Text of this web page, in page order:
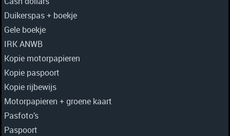
Duikerspas + boekje
Gele boekje
IRK ANWB
Kopie motorpapieren
Kopie paspoort
Kopie rijbewijs
Motorpapieren + groene kaart
Pasfoto’s
Paspoort